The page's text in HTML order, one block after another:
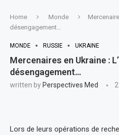
Home Monde
désengagement…
MONDE RUSSIE UKRAINE
Mercenaires en Ukraine :
désengagement…
written by Perspectives Med
Lors de leurs opérations de